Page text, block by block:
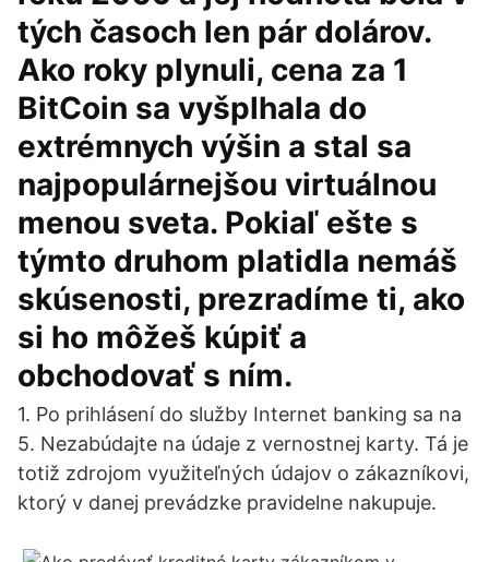
tých časoch len pár dolárov.
Ako roky plynuli, cena za 1
BitCoin sa vyšplhala do
extrémnych výšin a stal sa
najpopulárnejšou virtuálnou
menou sveta. Pokiaľ ešte s
týmto druhom platidla nemáš
skúsenosti, prezradíme ti, ako
si ho môžeš kúpiť a
obchodovať s ním.
1. Po prihlásení do služby Internet banking sa na
5. Nezabúdajte na údaje z vernostnej karty. Tá je
totiž zdrojom využiteľných údajov o zákazníkovi,
ktorý v danej prevádzke pravidelne nakupuje.